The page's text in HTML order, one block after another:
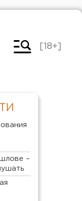
[18+]
–